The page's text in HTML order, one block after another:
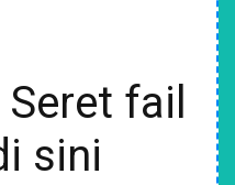
fail
sini